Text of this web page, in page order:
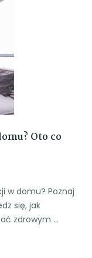
Oto co
w domu? Poznaj
się, jak
zdrowym ...